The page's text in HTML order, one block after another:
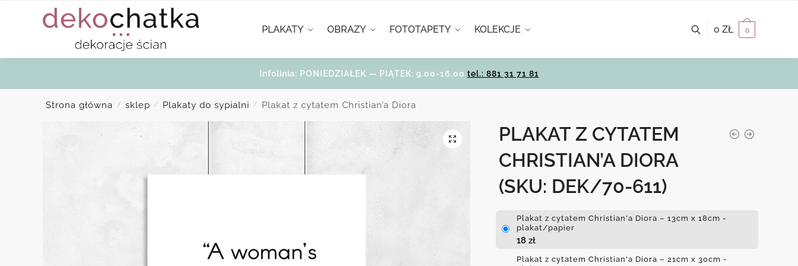
PLAKATY OBRAZY FOTOTAPETY KOLEKCJE 0 ZŁ 0
Infolinia: PONIEDZIAŁEK — PIĄTEK: 9.00-16.00 tel.: 881 31 71 81
Strona główna / sklep / Plakaty do sypialni / Plakat z cytatem Christian’a Diora
PLAKAT Z CYTATEM
CHRISTIAN’A DIORA
(SKU: DEK/70-611)
Plakat z cytatem Christian'a Diora – 13cm x 18cm -
plakat/papier
18 zł
Plakat z cytatem Christian'a Diora – 21cm x 30cm -